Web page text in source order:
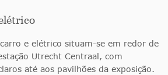
e elétrico situam-se em redor de
Utrecht Centraal, com
até aos pavilhões da exposição.